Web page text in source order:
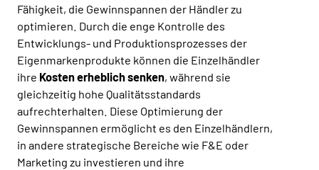
Fähigkeit, die Gewinnspannen der Händler zu
optimieren. Durch die enge Kontrolle des
Entwicklungs- und Produktionsprozesses der
Eigenmarkenprodukte können die Einzelhändler
ihre Kosten erheblich senken, während sie
gleichzeitig hohe Qualitätsstandards
aufrechterhalten. Diese Optimierung der
Gewinnspannen ermöglicht es den Einzelhändlern,
in andere strategische Bereiche wie F&E oder
Marketing zu investieren und ihre